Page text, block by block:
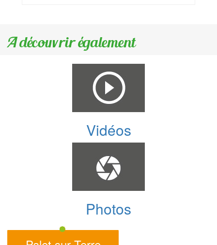
A découvrir également
Vidéos
Photos